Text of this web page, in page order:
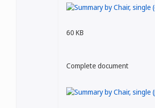
60 KB
Complete document